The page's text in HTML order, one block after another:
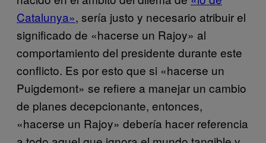
Catalunya», sería justo y necesario atribuir el
significado de «hacerse un Rajoy» al
comportamiento del presidente durante este
conflicto. Es por esto que si «hacerse un
Puigdemont» se refiere a manejar un cambio
de planes decepcionante, entonces,
«hacerse un Rajoy» debería hacer referencia